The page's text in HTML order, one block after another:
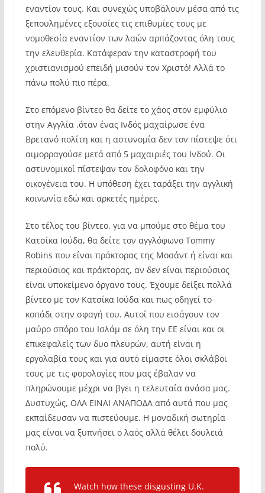
εναντίον τους. Και συνεχώς υποβάλουν μέσα από τις
ξεπουλημένες εξουσίες τις επιθυμίες τους με
νομοθεσία εναντίον των λαών αρπάζοντας όλη τους
την ελευθερία. Κατάφεραν την καταστροφή του
χριστιανισμού επειδή μισούν τον Χριστό! Αλλά το
πάνω πολύ πιο πέρα.
Στο επόμενο βίντεο θα δείτε το χάος στον εμφύλιο
στην Αγγλία ,όταν ένας Ινδός μαχαίρωσε ένα
Βρετανό πολίτη και η αστυνομία δεν τον πίστεψε ότι
αιμορραγούσε μετά από 5 μαχαιριές του Ινδού. Οι
αστυνομικοί πίστεψαν τον δολοφόνο και την
οικογένεια του. Η υπόθεση έχει ταράξει την αγγλική
κοινωνία εδώ και αρκετές ημέρες.
Στο τέλος του βίντεο, για να μπούμε στο θέμα του
Κατσίκα Ιούδα, θα δείτε τον αγγλόφωνο Tommy
Robins που είναι πράκτορας της Μοσάντ ή είναι και
περιούσιος και πράκτορας, αν δεν είναι περιούσιος
είναι υποκείμενο όργανο τους. Έχουμε δείξει πολλά
βίντεο με τον Κατσίκα Ιούδα και πως οδηγεί το
κοπάδι στην σφαγή του. Αυτοί που εισάγουν τον
μαύρο σπόρο του Ισλάμ σε όλη την ΕΕ είναι και οι
επικεφαλείς των δυο πλευρών, αυτή είναι η
εργολαβία τους και για αυτό είμαστε όλοι σκλάβοι
τους με τις φορολογίες που μας έβαλαν να
πληρώνουμε μέχρι να βγει η τελευταία ανάσα μας.
Δυστυχώς, ΟΛΑ ΕΙΝΑΙ ΑΝΑΠΟΔΑ από αυτά που μας
εκπαίδευσαν να πιστεύουμε. Η μοναδική σωτηρία
μας είναι να ξυπνήσει ο λαός αλλά θέλει δουλειά
πολύ.
Watch how these disgusting U.K.